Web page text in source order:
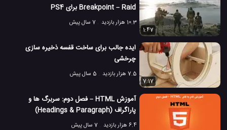
Breakpoint – Raid برای PS4
10.3 هزار بازدید
7 سال پیش
1:47
ایده جالب برای ساخت قفسه ذخیره سازی
چرخشی
7.5 هزار بازدید
5 سال پیش
7:17
آموزش HTML – فصل دوم: سربرگ ها و
پاراگراف (Headings & Paragraph)
6.4 هزار بازدید 7 سال پیش